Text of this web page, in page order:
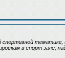
в спорт зале,